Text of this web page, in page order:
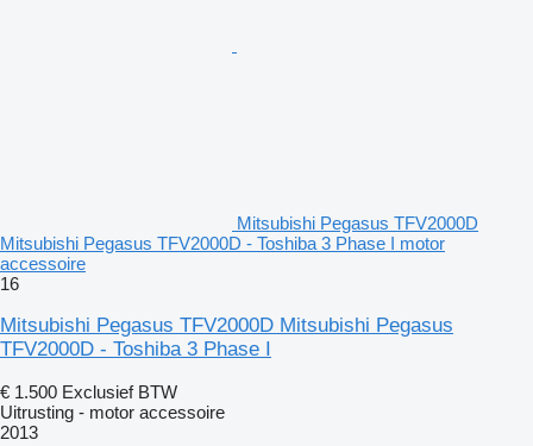
Mitsubishi Pegasus TFV2000D
Mitsubishi Pegasus TFV2000D - Toshiba 3 Phase I motor
accessoire
16
Mitsubishi Pegasus TFV2000D Mitsubishi Pegasus
TFV2000D - Toshiba 3 Phase I
€ 1.500 Exclusief BTW
Uitrusting - motor accessoire
2013